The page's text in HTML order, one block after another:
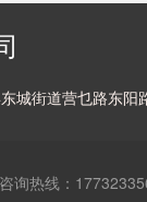
城街道营乜路东阳
咨询热线：